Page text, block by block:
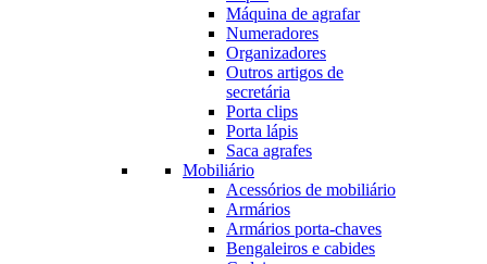
Máquina de agrafar
Numeradores
Organizadores
Outros artigos de
secretária
Porta clips
Porta lápis
Saca agrafes
Mobiliário
Acessórios de mobiliário
Armários
Armários porta-chaves
Bengaleiros e cabides